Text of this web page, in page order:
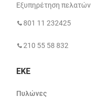
Εξυπηρέτηση πελατών
801 11 232425
210 55 58 832
ΕΚΕ
Πυλώνες